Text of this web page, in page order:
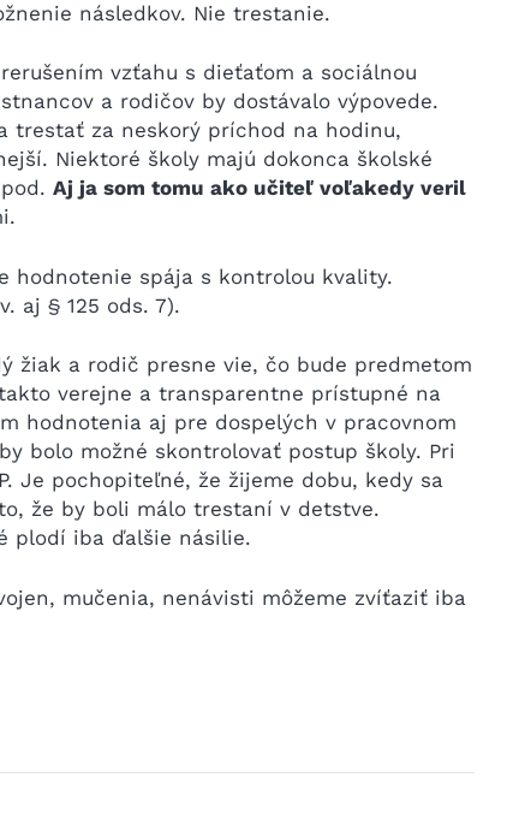
následkov. Nie trestanie.
vzťahu s dieťaťom a sociálnou
a rodičov by dostávalo výpovede.
trestať za neskorý príchod na hodinu,
Niektoré školy majú dokonca školské
Aj ja som tomu ako učiteľ voľakedy veril
hodnotenie spája s kontrolou kvality.
aj § 125 ods. 7).
žiak a rodič presne vie, čo bude predmetom
verejne a transparentne prístupné na
hodnotenia aj pre dospelých v pracovnom
bolo možné skontrolovať postup školy. Pri
Je pochopiteľné, že žijeme dobu, kedy sa
že by boli málo trestaní v detstve.
plodí iba ďalšie násilie.
mučenia, nenávisti môžeme zvíťaziť iba